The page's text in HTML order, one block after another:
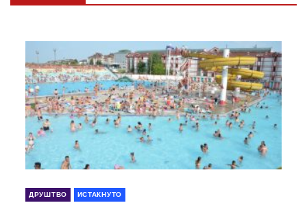
ДРУШТВО ИСТАКНУТО